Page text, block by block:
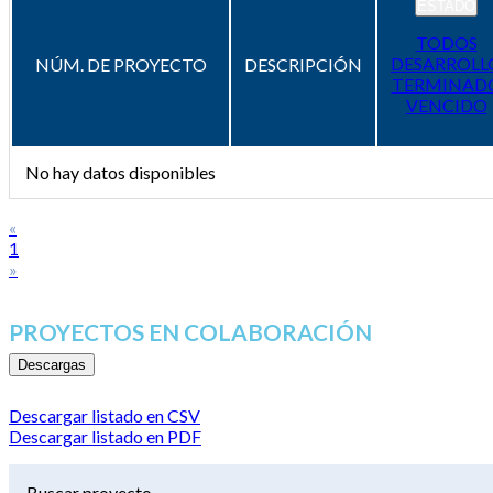
NÚM. DE PROYECTO DESCRIPCIÓN
TODOS
VENCIDO
No hay datos disponibles
«
1
»
PROYECTOS EN COLABORACIÓN
Descargas
Descargar listado en CSV
Descargar listado en PDF